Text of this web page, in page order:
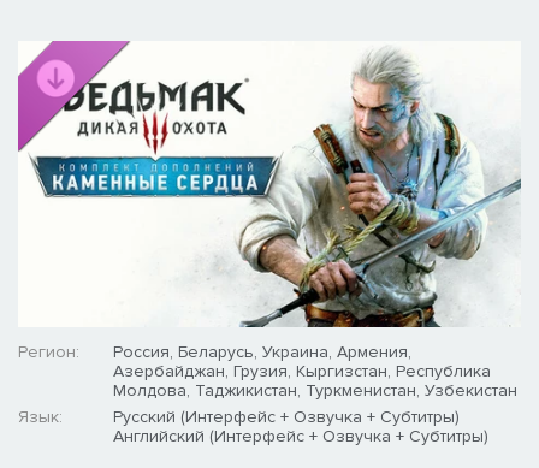
Регион:
Россия, Беларусь, Украина, Армения,
Азербайджан, Грузия, Кыргизстан, Республика
Молдова, Таджикистан, Туркменистан, Узбекистан
Язык:
Русский (Интерфейс + Озвучка + Субтитры)
Английский (Интерфейс + Озвучка + Субтитры)